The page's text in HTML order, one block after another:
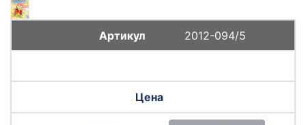
2012-094/5